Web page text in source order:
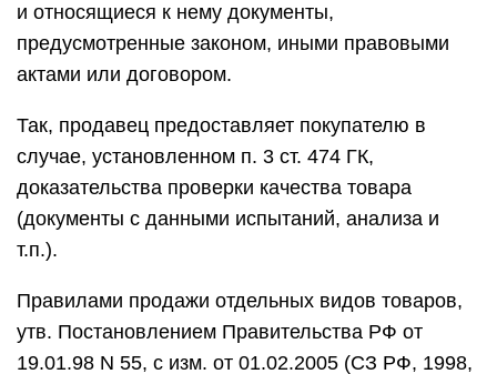
и относящиеся к нему документы,
предусмотренные законом, иными правовыми
актами или договором.
Так, продавец предоставляет покупателю в
случае, установленном п. 3 ст. 474 ГК,
доказательства проверки качества товара
(документы с данными испытаний, анализа и
т.п.).
Правилами продажи отдельных видов товаров,
утв. Постановлением Правительства РФ от
19.01.98 N 55, с изм. от 01.02.2005 (СЗ РФ, 1998,